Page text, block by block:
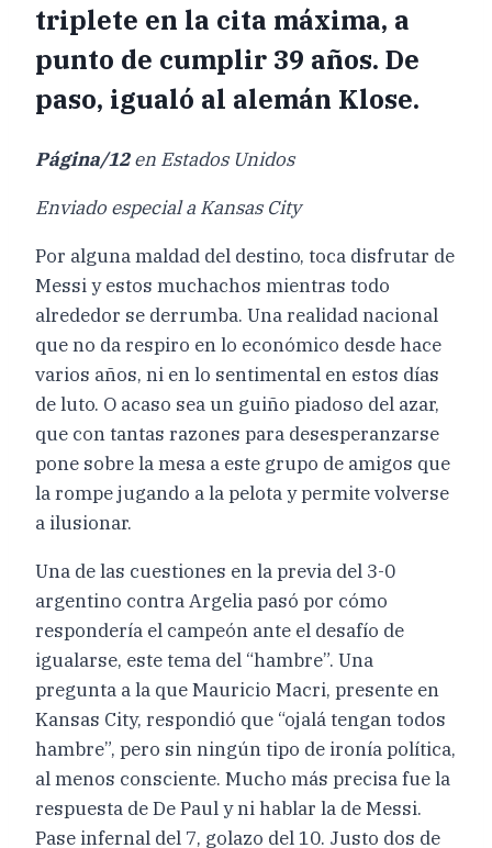
triplete en la cita máxima, a
punto de cumplir 39 años. De
paso, igualó al alemán Klose.
Página/12en Estados Unidos
Enviado especial a Kansas City
Por alguna maldad del destino, toca disfrutar de
Messi y estos muchachos mientras todo
alrededor se derrumba. Una realidad nacional
que no da respiro en lo económico desde hace
varios años, ni en lo sentimental en estos días
de luto. O acaso sea un guiño piadoso del azar,
que con tantas razones para desesperanzarse
pone sobre la mesa a este grupo de amigos que
la rompe jugando a la pelota y permite volverse
a ilusionar.
Una de las cuestiones en la previa del 3-0
argentino contra Argelia pasó por cómo
respondería el campeón ante el desafío de
igualarse, este tema del “hambre”. Una
pregunta a la que Mauricio Macri, presente en
Kansas City, respondió que “ojalá tengan todos
hambre”, pero sin ningún tipo de ironía política,
al menos consciente. Mucho más precisa fue la
respuesta de De Paul y ni hablar la de Messi.
Pase infernal del 7, golazo del 10. Justo dos de